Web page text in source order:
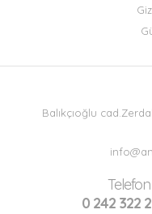
Balıkçıoğlu
Telefon
0 242 322